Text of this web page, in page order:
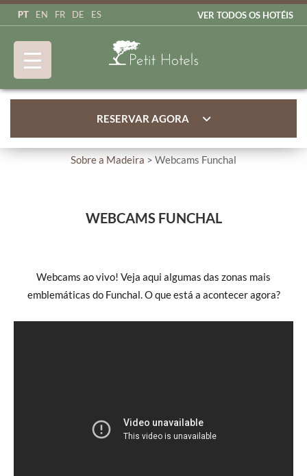
PT EN FR DE ES VER TODOS OS HOTÉIS
RESERVAR AGORA
Sobre a Madeira > Webcams Funchal
WEBCAMS FUNCHAL
Webcams ao vivo! Veja aqui algumas das zonas mais
emblemáticas do Funchal. O que está a acontecer agora?